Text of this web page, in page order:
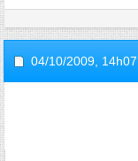
04/10/2009, 14h07